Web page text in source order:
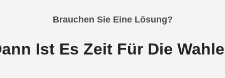
Brauchen Sie Eine Lösung?
Ist Es Zeit Für Die